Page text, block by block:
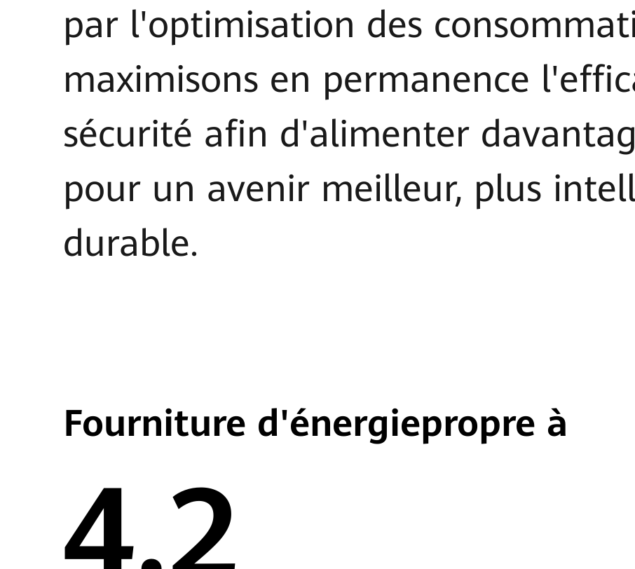
par l'optimisation des
maximisons en permanence
sécurité afin d'alimenter
pour un avenir meilleur, plus
durable.
Fourniture d'énergiepropre à
4.2